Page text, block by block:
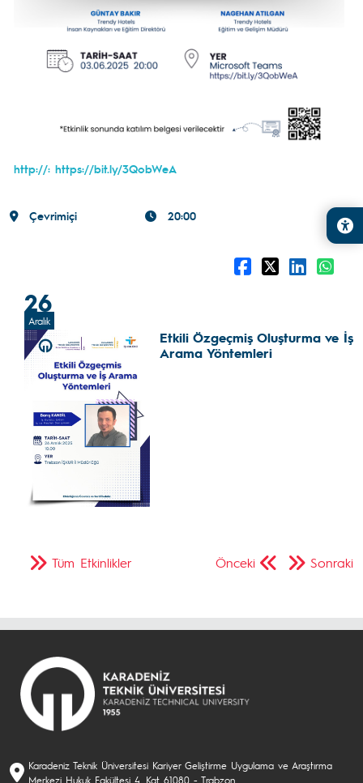
http://: https://bit.ly/3QobWeA
Çevrimiçi 20:00
26
Aralık
Etkili Özgeçmiş Oluşturma ve İş
Arama Yöntemleri
Önceki Sonraki
Tüm Etkinlikler
Karadeniz Teknik Üniversitesi Kariyer Geliştirme Uygulama ve Araştırma
Merkezi Hukuk Fakültesi 4. Kat 61080 - Trabzon